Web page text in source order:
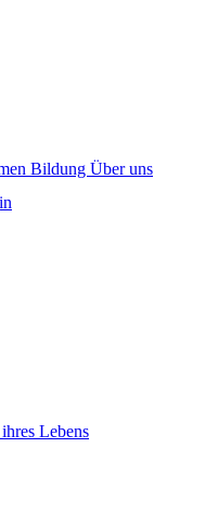
Bildung Über uns
Lebens